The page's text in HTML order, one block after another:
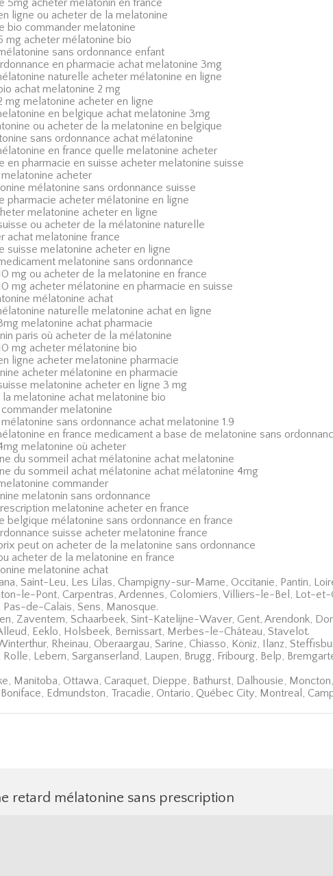
ligne ou acheter de la melatonine
bio commander melatonine
mg acheter mélatonine bio
sans ordonnance enfant
en pharmacie achat melatonine 3mg
naturelle acheter mélatonine en ligne
achat melatonine 2 mg
mg melatonine acheter en ligne
en belgique achat melatonine 3mg
ou acheter de la melatonine en belgique
sans ordonnance achat mélatonine
en france quelle melatonine acheter
en pharmacie en suisse acheter melatonine suisse
acheter
mélatonine sans ordonnance suisse
pharmacie acheter mélatonine en ligne
melatonine acheter en ligne
ou acheter de la mélatonine naturelle
achat melatonine france
suisse melatonine acheter en ligne
melatonine sans ordonnance
mg ou acheter de la melatonine en france
mg acheter mélatonine en pharmacie en suisse
mélatonine achat
naturelle melatonine achat en ligne
melatonine achat pharmacie
paris où acheter de la mélatonine
mg acheter mélatonine bio
ligne acheter melatonine pharmacie
acheter mélatonine en pharmacie
melatonine acheter en ligne 3 mg
melatonine achat melatonine bio
melatonine
sans ordonnance achat melatonine 1.9
en france medicament a base de melatonine sans
melatonine où acheter
du sommeil achat mélatonine achat melatonine
du sommeil achat mélatonine achat mélatonine 4mg
commander
melatonin sans ordonnance
melatonine acheter en france
belgique mélatonine sans ordonnance en france
suisse acheter melatonine france
peut on acheter de la melatonine sans ordonnance
acheter de la melatonine en france
melatonine achat
Saint-Leu, Les Lilas, Champigny-sur-Marne, Occitanie, Pantin,
le-Pont, Carpentras, Ardennes, Colomiers, Villiers-le-Bel, Lot-et-
de-Calais, Sens, Manosque.
Zaventem, Schaarbeek, Sint-Katelijne-Waver, Gent, Arendonk,
Eeklo, Holsbeek, Bernissart, Merbes-le-Château, Stavelot.
Rheinau, Oberaargau, Sarine, Chiasso, Köniz, Ilanz,
Lebern, Sarganserland, Laupen, Brugg, Fribourg, Belp,
Manitoba, Ottawa, Caraquet, Dieppe, Bathurst, Dalhousie,
Edmundston, Tracadie, Ontario, Québec City, Montreal,
retard mélatonine sans prescription